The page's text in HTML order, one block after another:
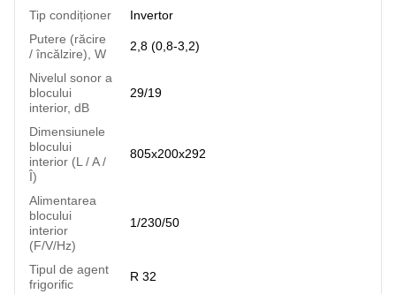
Tip condiționer
Invertor
Putere (răcire
/ încălzire), W
2,8 (0,8-3,2)
Nivelul sonor a
blocului
interior, dB
29/19
Dimensiunele
blocului
interior (L / A /
Î)
805x200x292
Alimentarea
blocului
interior
(F/V/Hz)
1/230/50
Tipul de agent
frigorific
R 32